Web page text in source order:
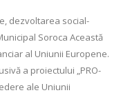
dezvoltarea social-
Soroca Această
al Uniunii Europene.
a proiectului „PRO-
ale Uniunii